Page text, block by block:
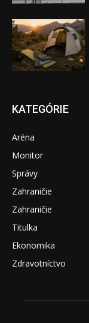
KATEGÓRIE
Aréna
Monitor
Správy
Zahraničie
Zahraničie
Titulka
Ekonomika
Zdravotníctvo